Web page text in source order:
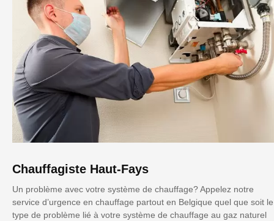
Chauffagiste Haut-Fays
Un problème avec votre système de chauffage? Appelez notre
service d’urgence en chauffage partout en Belgique quel que soit le
type de problème lié à votre système de chauffage au gaz naturel